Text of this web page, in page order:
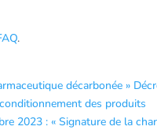
.
décarbonée »
des produits
2023 : « Signature de la